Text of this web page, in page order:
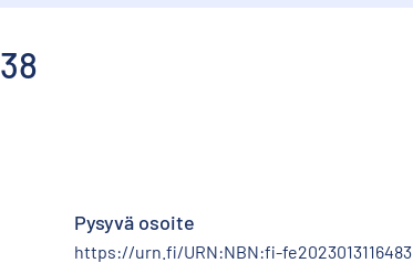
Pysyvä osoite
https://urn.fi/URN:NBN:fi-fe2023013116483